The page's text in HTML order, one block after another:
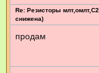
Re: Резисторы
снижена)
продам